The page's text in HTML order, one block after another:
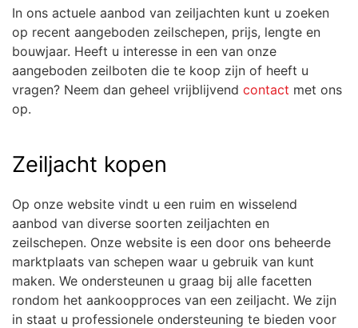
In ons actuele aanbod van zeiljachten kunt u zoeken
op recent aangeboden zeilschepen, prijs, lengte en
bouwjaar. Heeft u interesse in een van onze
aangeboden zeilboten die te koop zijn of heeft u
vragen? Neem dan geheel vrijblijvend contact met ons
op.
Zeiljacht kopen
Op onze website vindt u een ruim en wisselend
aanbod van diverse soorten zeiljachten en
zeilschepen. Onze website is een door ons beheerde
marktplaats van schepen waar u gebruik van kunt
maken. We ondersteunen u graag bij alle facetten
rondom het aankoopproces van een zeiljacht. We zijn
in staat u professionele ondersteuning te bieden voor